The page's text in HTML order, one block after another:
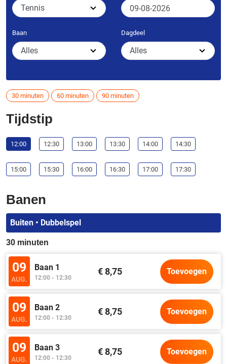
Baan Dagdeel
30 minuten 60 minuten 90 minuten
Tijdstip
12:00 12:30 13:00 13:30 14:00 14:30
15:00 15:30 16:00 16:30 17:00 17:30
Banen
Buiten • Dubbelspel
30 minuten
09
AUG.
Baan 1
12:00 - 12:30
€ 8,75 Toevoegen
09
AUG.
Baan 2
12:00 - 12:30
€ 8,75 Toevoegen
09
AUG.
Baan 3
12:00 - 12:30
€ 8,75 Toevoegen